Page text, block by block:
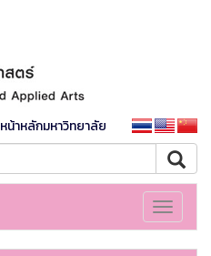
หน้าหลักมหาวิทยาลัย
Toggle